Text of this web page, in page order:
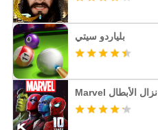
بلياردو سيتي
Marvel نزال الأبطال